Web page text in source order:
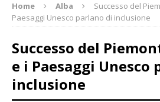
Home Alba
Successo del
Paesaggi Unesco parlano di inclusione
Successo del
e i Paesaggi Unesco
inclusione